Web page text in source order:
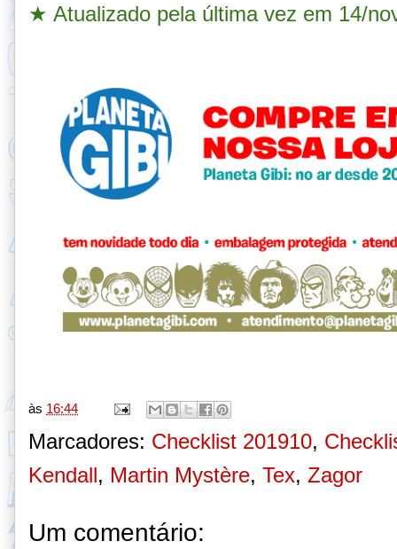
★ Atualizado pela última vez em 14/
às 16:44
Marcadores: Checklist 201910,
Kendall, Martin Mystère, Tex, Zagor
Um comentário: